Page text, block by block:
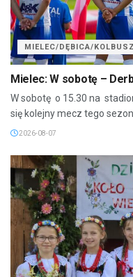
MIELEC/DĘBICA/
Mielec: W sobotę –
W sobotę o 15.30 na
się kolejny mecz tego
2026-08-07